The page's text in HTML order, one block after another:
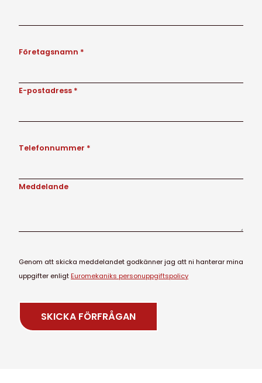
Företagsnamn *
E-postadress *
Telefonnummer *
Meddelande
Genom att skicka meddelandet godkänner jag att ni hanterar mina
uppgifter enligtEuromekaniks personuppgiftspolicy